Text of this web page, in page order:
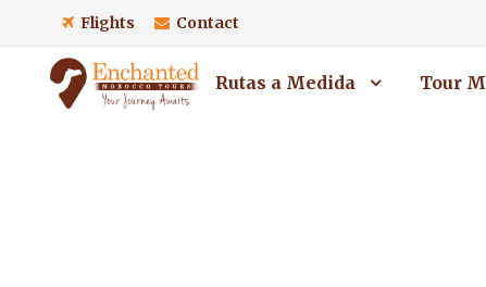
Flights Contact
Rutas a Medida Tour